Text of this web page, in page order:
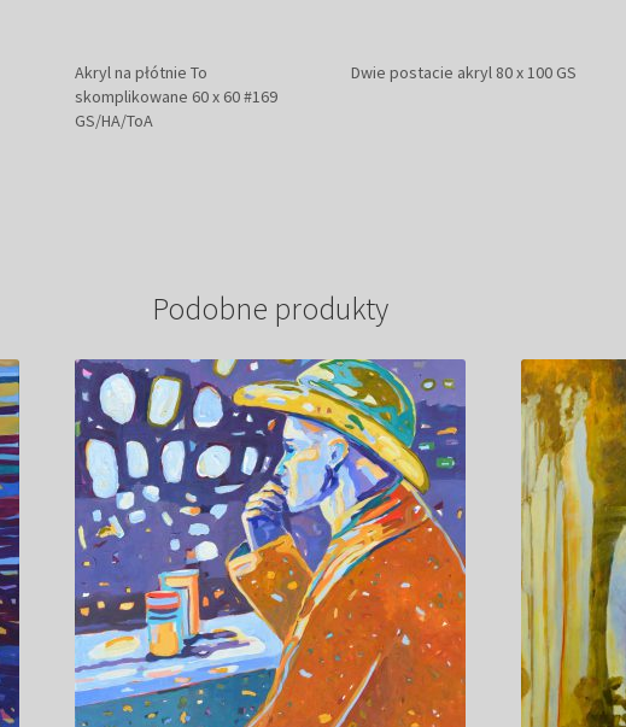
Akryl na płótnie To
skomplikowane 60 x 60 #169
GS/HA/ToA
Dwie postacie akryl 80 x 100 GS
Podobne produkty